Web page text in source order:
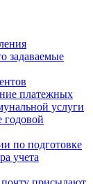
задаваемые
платежных
услуги
годовой
по подготовке
учета